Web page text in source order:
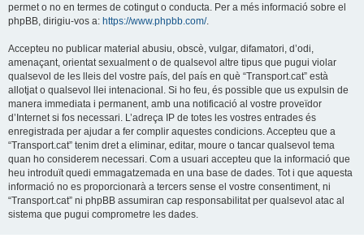
permet o no en termes de cotingut o conducta. Per a més informació sobre el
phpBB, dirigiu-vos a: https://www.phpbb.com/.
Accepteu no publicar material abusiu, obscè, vulgar, difamatori, d’odi,
amenaçant, orientat sexualment o de qualsevol altre tipus que pugui violar
qualsevol de les lleis del vostre país, del país en què “Transport.cat” està
allotjat o qualsevol llei intenacional. Si ho feu, és possible que us expulsin de
manera immediata i permanent, amb una notificació al vostre proveïdor
d’Internet si fos necessari. L’adreça IP de totes les vostres entrades és
enregistrada per ajudar a fer complir aquestes condicions. Accepteu que a
“Transport.cat” tenim dret a eliminar, editar, moure o tancar qualsevol tema
quan ho considerem necessari. Com a usuari accepteu que la informació que
heu introduït quedi emmagatzemada en una base de dades. Tot i que aquesta
informació no es proporcionarà a tercers sense el vostre consentiment, ni
“Transport.cat” ni phpBB assumiran cap responsabilitat per qualsevol atac al
sistema que pugui comprometre les dades.